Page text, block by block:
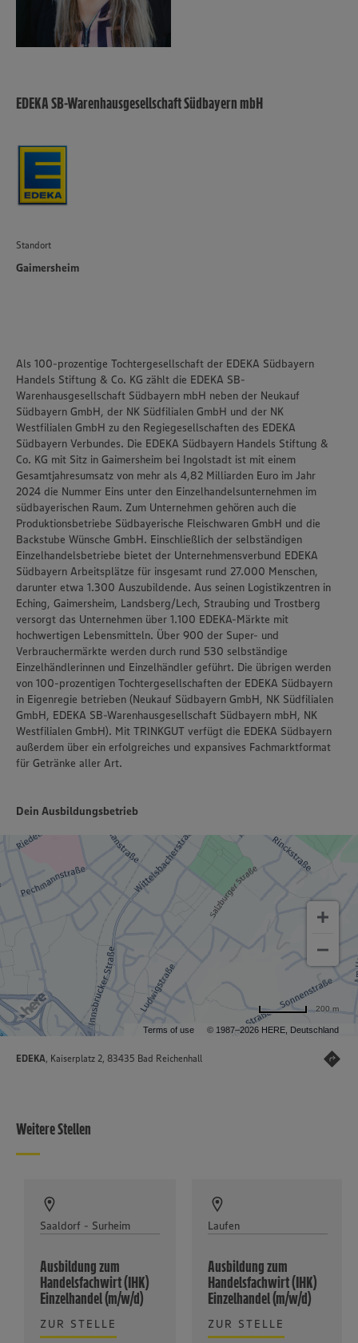
EDEKA SB-Warenhausgesellschaft Südbayern mbH
Standort
Gaimersheim
Als 100-prozentige Tochtergesellschaft der EDEKA Südbayern
Handels Stiftung & Co. KG zählt die EDEKA SB-
Warenhausgesellschaft Südbayern mbH neben der Neukauf
Südbayern GmbH, der NK Südfilialen GmbH und der NK
Westfilialen GmbH zu den Regiegesellschaften des EDEKA
Südbayern Verbundes. Die EDEKA Südbayern Handels Stiftung &
Co. KG mit Sitz in Gaimersheim bei Ingolstadt ist mit einem
Gesamtjahresumsatz von mehr als 4,82 Milliarden Euro im Jahr
2024 die Nummer Eins unter den Einzelhandelsunternehmen im
südbayerischen Raum. Zum Unternehmen gehören auch die
Produktionsbetriebe Südbayerische Fleischwaren GmbH und die
Backstube Wünsche GmbH. Einschließlich der selbständigen
Einzelhandelsbetriebe bietet der Unternehmensverbund EDEKA
Südbayern Arbeitsplätze für insgesamt rund 27.000 Menschen,
darunter etwa 1.300 Auszubildende. Aus seinen Logistikzentren in
Eching, Gaimersheim, Landsberg/Lech, Straubing und Trostberg
versorgt das Unternehmen über 1.100 EDEKA-Märkte mit
hochwertigen Lebensmitteln. Über 900 der Super- und
Verbrauchermärkte werden durch rund 530 selbständige
Einzelhändlerinnen und Einzelhändler geführt. Die übrigen werden
von 100-prozentigen Tochtergesellschaften der EDEKA Südbayern
in Eigenregie betrieben (Neukauf Südbayern GmbH, NK Südfilialen
GmbH, EDEKA SB-Warenhausgesellschaft Südbayern mbH, NK
Westfilialen GmbH). Mit TRINKGUT verfügt die EDEKA Südbayern
außerdem über ein erfolgreiches und expansives Fachmarktformat
für Getränke aller Art.
Dein Ausbildungsbetrieb
Terms of use © 1987–2026 HERE, Deutschland
200 m
EDEKA, Kaiserplatz 2, 83435 Bad Reichenhall
Weitere Stellen
Saaldorf - Surheim
Ausbildung zum
Handelsfachwirt (IHK)
Einzelhandel (m/w/d)
ZUR STELLE
Laufen
Ausbildung zum
Handelsfachwirt (IHK)
Einzelhandel (m/w/d)
ZUR STELLE